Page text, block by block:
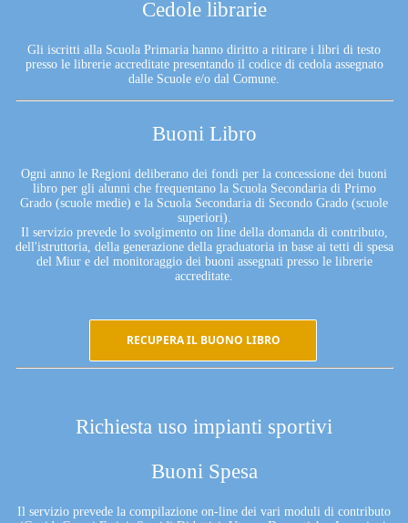
Cedole librarie
Gli iscritti alla Scuola Primaria hanno diritto a ritirare i libri di testo
presso le librerie accreditate presentando il codice di cedola assegnato
dalle Scuole e/o dal Comune.
Buoni Libro
Ogni anno le Regioni deliberano dei fondi per la concessione dei buoni
libro per gli alunni che frequentano la Scuola Secondaria di Primo
Grado (scuole medie) e la Scuola Secondaria di Secondo Grado (scuole
superiori).
Il servizio prevede lo svolgimento on line della domanda di contributo,
dell'istruttoria, della generazione della graduatoria in base ai tetti di spesa
del Miur e del monitoraggio dei buoni assegnati presso le librerie
accreditate.
RECUPERA IL BUONO LIBRO
Richiesta uso impianti sportivi
Buoni Spesa
Il servizio prevede la compilazione on-line dei vari moduli di contributo